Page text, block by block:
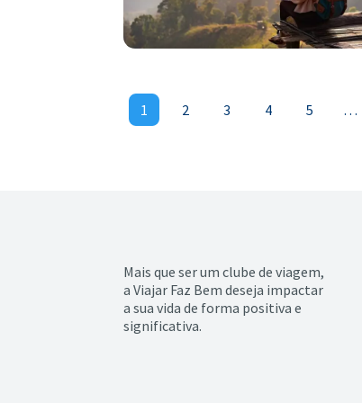
1 2 3 4 5 …
Mais que ser um clube de viagem,
a Viajar Faz Bem deseja impactar
a sua vida de forma positiva e
significativa.